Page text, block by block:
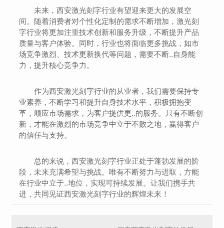
未来，西安激光刻字行业有望迎来更大的发展空
间。随着消费者对个性化定制的需求不断增加，激光刻
字行业将更加注重技术创新和服务升级，不断提升产品
质量与客户体验。同时，行业也将面临更多挑战，如市
场竞争激烈、技术更新换代等问题，需要不断..自身能
力，提升核心竞争力。
作为西安激光刻字行业的从业者，我们需要保持专
业素养，不断学习和提升自身技术水平，积极拥抱变
革，顺应市场需求，为客户提供更..的服务。只有不断创
新，才能在激烈的市场竞争中立于不败之地，赢得客户
的信任与支持。
总的来说，西安激光刻字行业正处于蓬勃发展的阶
段，未来充满希望与挑战。唯有不断努力与进取，方能
在行业中立于..地位，实现可持续发展。让我们携手共
进，共同见证西安激光刻字行业的辉煌未来！